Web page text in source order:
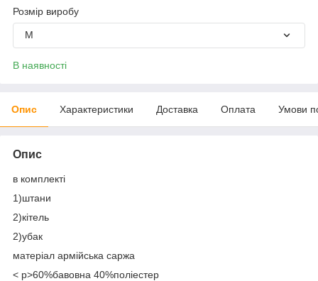
Розмір виробу
M
В наявності
Опис Характеристики Доставка Оплата Умови
Опис
в комплекті
1)штани
2)кітель
2)убак
матеріал армійська саржа
< p>60%бавовна 40%поліестер